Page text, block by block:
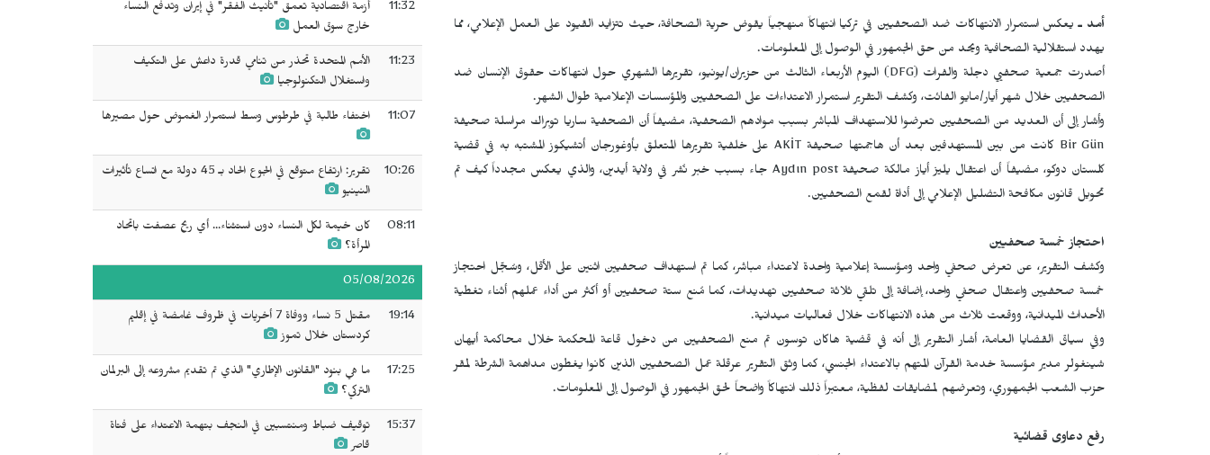
أمد ـيعكس استمرار الانتهاكات ضد الصحفيين في تركيا انتهاكاً منهجياً يقوض حرية الصحافة، حيث تتزايد القيود على العمل الإعلامي، مما
يهدد استقلالية الصحافية ويحد من حق الجمهور في الوصول إلى المعلومات.
أصدرت جمعية صحفيي دجلة والفرات (DFG) اليوم الأربعاء الثالث من حزيران/يونيو، تقريرها الشهري حول انتهاكات حقوق الإنسان ضد
الصحفيين خلال شهر أيار/مايو الفائت، وكشف التقرير استمرار الاعتداءات على الصحفيين والمؤسسات الإعلامية طوال الشهر.
وأشار إلى أن العديد من الصحفيين تعرضوا للاستهداف المباشر بسبب موادهم الصحفية، مضيفاً أن الصحفية ساريا توبراك مراسلة صحيفة
Bir Gün كانت من بين المستهدفين بعد أن هاجمتها صحيفة AKİT على خلفية تقريرها المتعلق بأوغورجان أتشيكوز المشتبه به في قضية
كلستان دوكو، مضيفاً أن اعتقال يليز أياز مالكة صحيفةAydın post جاء بسبب خبر نُشر في ولاية أيدين، والذي يعكس مجدداً كيف تم
تحويل قانون مكافحة التضليل الإعلامي إلى أداة لقمع الصحفيين.
احتجاز خمسة صحفيين
وكشف التقرير، عن تعرض صحفي واحد ومؤسسة إعلامية واحدة لاعتداء مباشر، كما تم استهداف صحفيين اثنين على الأقل، وسُجّل احتجاز
خمسة صحفيين واعتقال صحفي واحد، إضافة إلى تلقي ثلاثة صحفيين تهديدات، كما مُنع ستة صحفيين أو أكثر من أداء عملهم أثناء تغطية
الأحداث الميدانية، ووقعت ثلاث من هذه الانتهاكات خلال فعاليات ميدانية.
وفي سياق القضايا العامة، أشار التقرير إلى أنه في قضية هاكان توسون تم منع الصحفيين من دخول قاعة المحكمة خلال محاكمة أيهان
شينغولر مدير مؤسسة خدمة القرآن المتهم بالاعتداء الجنسي، كما وثق التقرير عرقلة عمل الصحفيين الذين كانوا يغطون مداهمة الشرطة لمقر
حزب الشعب الجمهوري، وتعرضهم لمضايقات لفظية، معتبراً ذلك انتهاكاً واضحاً لحق الجمهور في الوصول إلى المعلومات.
رفع دعاوى قضائية
11:32
أزمة اقتصادية تعمق "تأنيث الفقر" في إيران وتدفع النساء
خارج سوق العمل
11:23
الأمم المتحدة تحذر من تنامي قدرة داعش على التكيف
واستغلال التكنولوجيا
11:07 اختفاء طالبة في طرطوس وسط استمرار الغموض حول مصيرها
10:26
تقرير: ارتفاع متوقع في الجوع الحاد بـ 45 دولة مع اتساع تأثيرات
النينيو
08:11
كان خيمة لكل النساء دون استثناء... أي ريح عصفت باتحاد
المرأة؟
05/08/2026
19:14
مقتل 5 نساء ووفاة 7 أخريات في ظروف غامضة في إقليم
كردستان خلال تموز
17:25
ما هي بنود "القانون الإطاري" الذي تم تقديم مشروعه إلى البرلمان
التركي؟
15:37
توقيف ضباط ومنتسبين في النجف بتهمة الاعتداء على فتاة
قاصر